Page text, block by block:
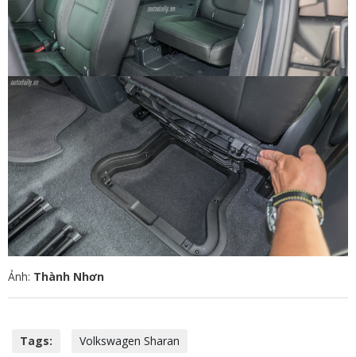
Ảnh: Thành Nhơn
Tags: Volkswagen Sharan